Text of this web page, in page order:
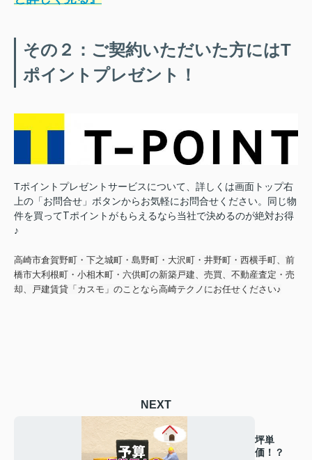
その２：ご契約いただいた方にはT
ポイントプレゼント！
Tポイントプレゼントサービスについて、詳しくは画面トップ右
上の「お問合せ」ボタンからお気軽にお問合せください。 同じ物
件を買ってTポイントがもらえるなら当社で決めるのが絶対お得
♪
高崎市倉賀野町・下之城町・島野町・大沢町・井野町・西横手町、前
橋市大利根町・小相木町・六供町の新築戸建、売買、不動産査定・売
却、戸建賃貸「カスモ」のことなら高崎テクノにお任せください♪
NEXT
坪単
価！？